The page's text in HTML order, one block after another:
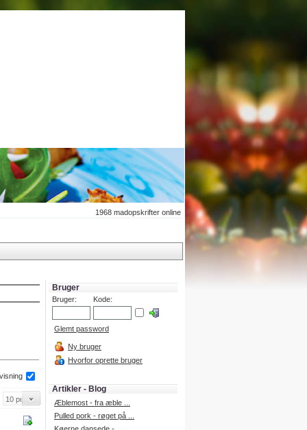
1968 madopskrifter online
Bruger
Bruger: Kode:
Glemt password
Ny bruger
Hvorfor oprette bruger
Artikler - Blog
Æblemost - fra æble ...
Pulled pork - røget på ...